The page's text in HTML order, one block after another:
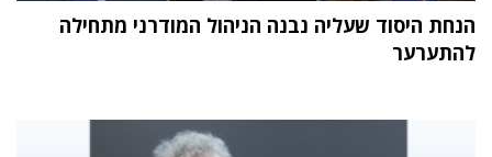
הנחת היסוד שעליה נבנה הניהול המודרני מתחילה
להתערער